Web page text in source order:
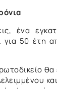
ένα
50 έτη